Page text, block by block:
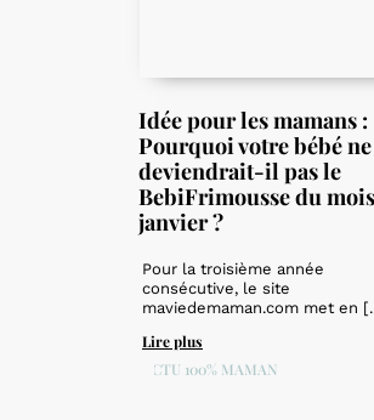
Idée pour les mamans :
Pourquoi votre bébé ne
deviendrait-il pas le
BebiFrimousse du
janvier ?
Pour la troisième année
consécutive, le site
maviedemaman.com met en
Lire plus
ACTU 100% MAMAN